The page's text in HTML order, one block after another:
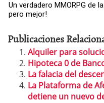
Un verdadero MMORPG de
pero mejor!
Publicaciones
Alquiler para
Hipoteca 0 de
La falacia del
La Plataforma de
detiene un nuevo